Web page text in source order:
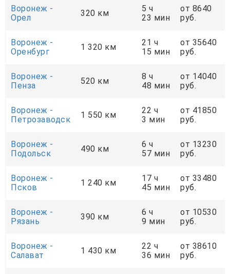
Воронеж -
Орел
320 км
5 ч
23 мин
от 8640
руб.
Воронеж -
Оренбург
1 320 км
21 ч
15 мин
от 35640
руб.
Воронеж -
Пенза
520 км
8 ч
48 мин
от 14040
руб.
Воронеж -
Петрозаводск
1 550 км
22 ч
3 мин
от 41850
руб.
Воронеж -
Подольск
490 км
6 ч
57 мин
от 13230
руб.
Воронеж -
Псков
1 240 км
17 ч
45 мин
от 33480
руб.
Воронеж -
Рязань
390 км
6 ч
9 мин
от 10530
руб.
Воронеж -
Салават
1 430 км
22 ч
36 мин
от 38610
руб.